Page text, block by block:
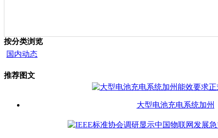
按分类浏览
国内动态
推荐图文
大型电池充电系统加州